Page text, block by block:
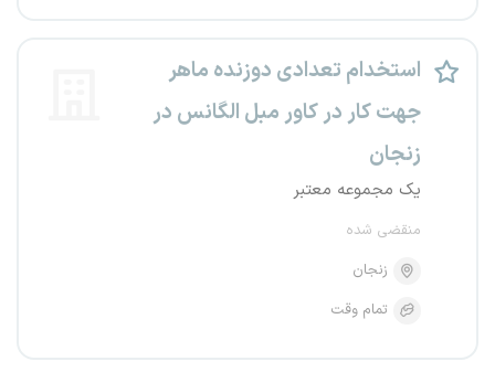
استخدام تعدادی دوزنده ماهر
جهت کار در کاور مبل الگانس در
زنجان
یک مجموعه معتبر
منقضی شده
زنجان
تمام وقت